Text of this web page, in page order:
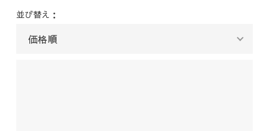
並び替え：